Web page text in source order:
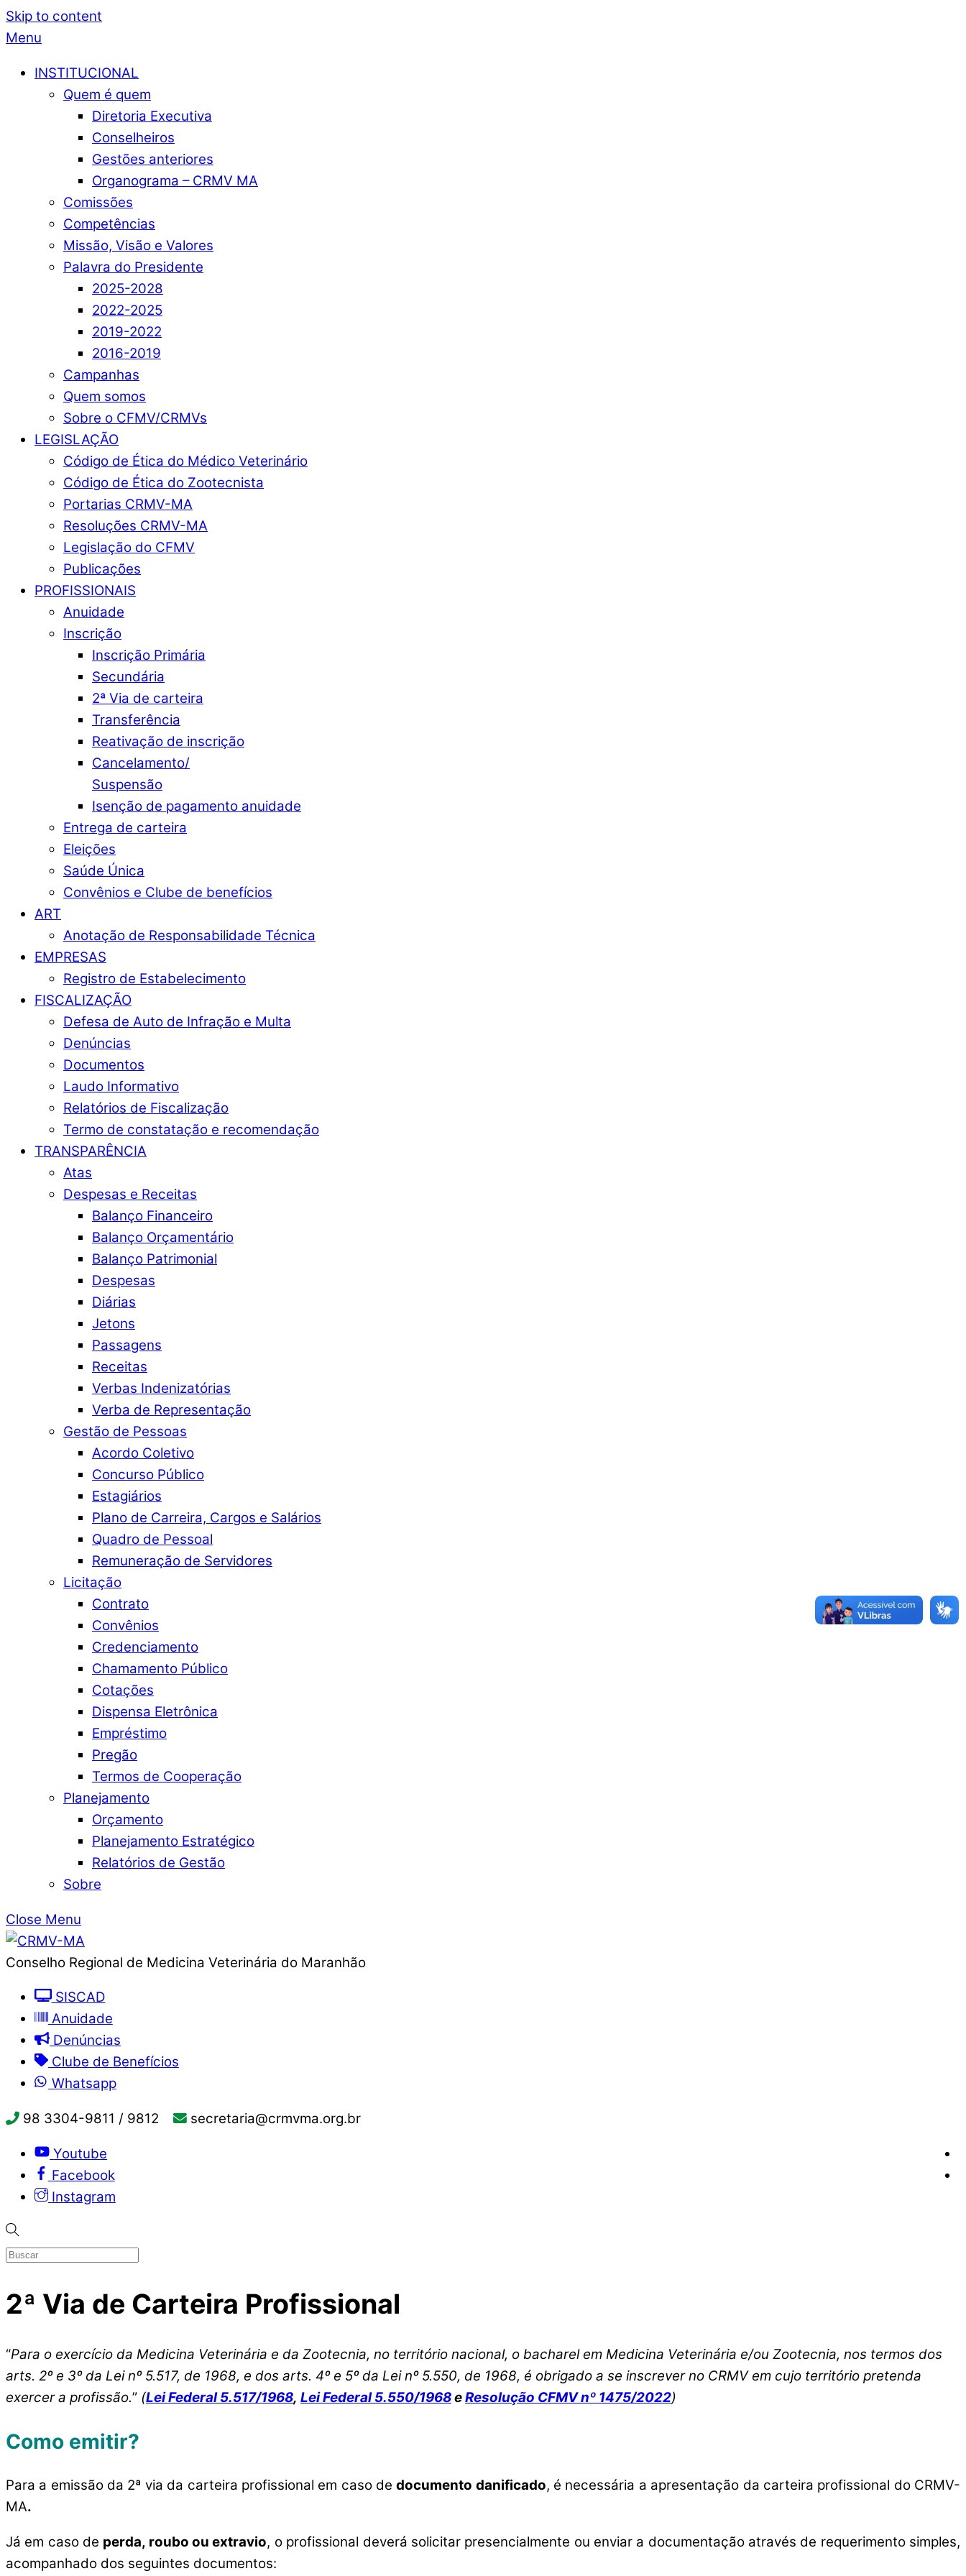
Skip to content
Menu
INSTITUCIONAL
Quem é quem
Diretoria Executiva
Conselheiros
Gestões anteriores
Organograma – CRMV MA
Comissões
Competências
Missão, Visão e Valores
Palavra do Presidente
2025-2028
2022-2025
2019-2022
2016-2019
Campanhas
Quem somos
Sobre o CFMV/CRMVs
LEGISLAÇÃO
Código de Ética do Médico Veterinário
Código de Ética do Zootecnista
Portarias CRMV-MA
Resoluções CRMV-MA
Legislação do CFMV
Publicações
PROFISSIONAIS
Anuidade
Inscrição
Inscrição Primária
Secundária
2ª Via de carteira
Transferência
Reativação de inscrição
Cancelamento/
Suspensão
Isenção de pagamento anuidade
Entrega de carteira
Eleições
Saúde Única
Convênios e Clube de benefícios
ART
Anotação de Responsabilidade Técnica
EMPRESAS
Registro de Estabelecimento
FISCALIZAÇÃO
Defesa de Auto de Infração e Multa
Denúncias
Documentos
Laudo Informativo
Relatórios de Fiscalização
Termo de constatação e recomendação
TRANSPARÊNCIA
Atas
Despesas e Receitas
Balanço Financeiro
Balanço Orçamentário
Balanço Patrimonial
Despesas
Diárias
Jetons
Passagens
Receitas
Verbas Indenizatórias
Verba de Representação
Gestão de Pessoas
Acordo Coletivo
Concurso Público
Estagiários
Plano de Carreira, Cargos e Salários
Quadro de Pessoal
Remuneração de Servidores
Licitação
Contrato
Convênios
Credenciamento
Chamamento Público
Cotações
Dispensa Eletrônica
Empréstimo
Pregão
Termos de Cooperação
Planejamento
Orçamento
Planejamento Estratégico
Relatórios de Gestão
Sobre
Close Menu
Conselho Regional de Medicina Veterinária do Maranhão
SISCAD
Anuidade
Denúncias
Clube de Benefícios
Whatsapp
98 3304-9811 / 9812 secretaria@crmvma.org.br
Youtube
Facebook
Instagram
2ª Via de Carteira Profissional
“Para o exercício da Medicina Veterinária e da Zootecnia, no território nacional, o bacharel em Medicina Veterinária e/ou Zootecnia, nos termos dos
arts. 2º e 3º da Lei nº 5.517, de 1968, e dos arts. 4º e 5º da Lei nº 5.550, de 1968, é obrigado a se inscrever no CRMV em cujo território pretenda
exercer a profissão.” (Lei Federal 5.517/1968, Lei Federal 5.550/1968eResolução CFMV nº 1475/2022)
Como emitir?
Para a emissão da 2ª via da carteira profissional em caso dedocumento danificado, é necessária a apresentação da carteira profissional do CRMV-
MA.
Já em caso de perda, roubo ou extravio, o profissional deverá solicitar presencialmente ou enviar a documentação através de requerimento simples,
acompanhado dos seguintes documentos: